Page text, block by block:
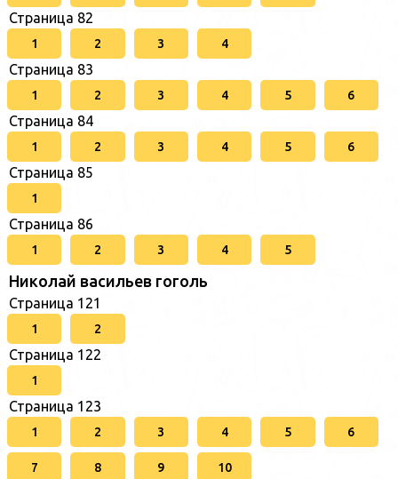
Страница 82
1 2 3 4
Страница 83
1 2 3 4 5 6
Страница 84
1 2 3 4 5 6
Страница 85
1
Страница 86
1 2 3 4 5
Николай васильев гоголь
Страница 121
1 2
Страница 122
1
Страница 123
1 2 3 4 5 6
7 8 9 10